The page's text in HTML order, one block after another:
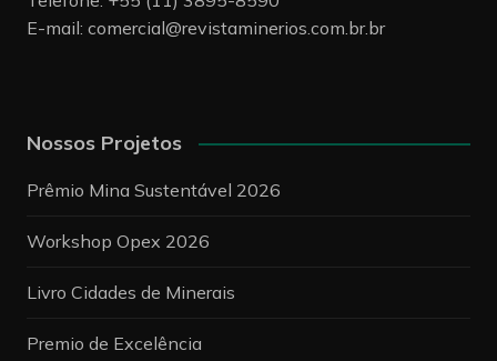
E-mail: comercial@revistaminerios.com.br.br
Nossos Projetos
Prêmio Mina Sustentável 2026
Workshop Opex 2026
Livro Cidades de Minerais
Premio de Excelência